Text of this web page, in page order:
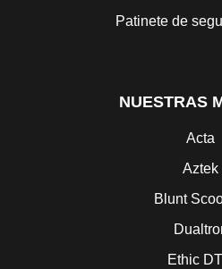
Patinete de
NUESTRAS
Acta
Aztek
Blunt
Ethic